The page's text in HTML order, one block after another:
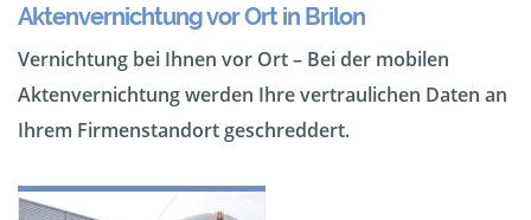
Aktenvernichtung vor Ort in Brilon
Vernichtung bei Ihnen vor Ort – Bei der mobilen
Aktenvernichtung werden Ihre vertraulichen Daten an
Ihrem Firmenstandort geschreddert.